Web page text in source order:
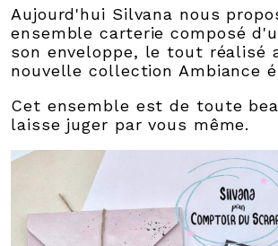
Aujourd'hui Silvana nous
ensemble carterie composé
son enveloppe, le tout réalisé
nouvelle collection Ambiance
Cet ensemble est de toute
laisse juger par vous même.